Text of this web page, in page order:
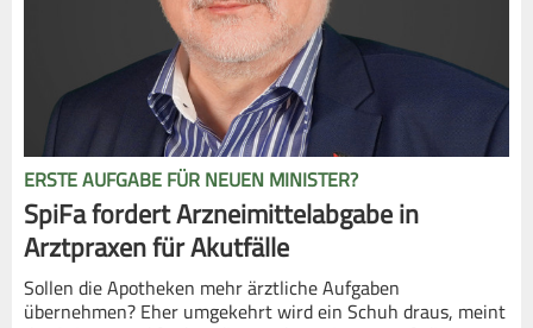
ERSTE AUFGABE FÜR NEUEN MINISTER?
SpiFa fordert Arzneimittelabgabe in
Arztpraxen für Akutfälle
Sollen die Apotheken mehr ärztliche Aufgaben
übernehmen? Eher umgekehrt wird ein Schuh draus, meint